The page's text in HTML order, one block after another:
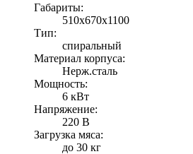
Габариты:
510х670х1100
Тип:
спиральный
Материал корпуса:
Нерж.сталь
Мощность:
6 кВт
Напряжение:
220 В
Загрузка мяса:
до 30 кг